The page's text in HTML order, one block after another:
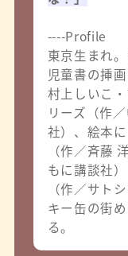
----Profile
東京生まれ
児童書の挿
村上しいこ
リーズ（作
社）、絵本
（作／斉藤
もに講談社
（作／サト
キー缶の街
る。